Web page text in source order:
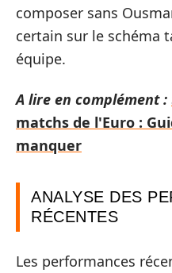
composer sans
certain sur le schéma
équipe.
A lire en complément :
matchs de l'Euro :
manquer
ANALYSE DES
RÉCENTES
Les performances